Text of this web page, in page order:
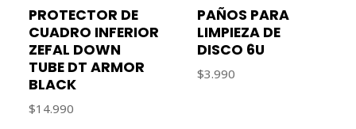
PROTECTOR DE
CUADRO INFERIOR
ZEFAL DOWN
TUBE DT ARMOR
BLACK
$14.990
PAÑOS PARA
LIMPIEZA DE
DISCO 6U
$3.990